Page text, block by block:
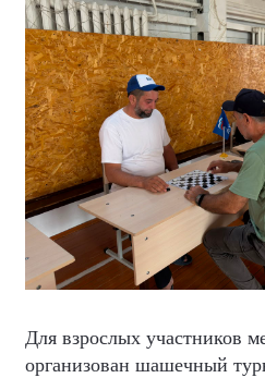
Для взрослых участников
организован шашечный